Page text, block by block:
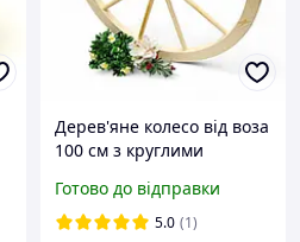
Дерев'яне колесо від воза
100 см з круглими
Готово до відправки
5.0 (1)